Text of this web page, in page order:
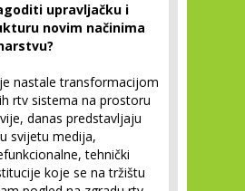
upravljačku i
novim načinima
nastale transformacijom
rtv sistema na prostoru
danas predstavljaju
svijetu medija,
tehnički
koje se na tržištu